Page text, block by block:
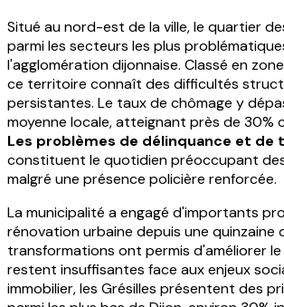
Situé au nord-est de la ville, le quartier
parmi les secteurs les plus
l'agglomération dijonnaise. Classé en
ce territoire connaît des difficultés
persistantes. Le taux de chômage y
moyenne locale, atteignant près de 30%
Les problèmes de délinquance et de
constituent le quotidien préoccupant
malgré une présence policière renforcée.
La municipalité a engagé d'importants
rénovation urbaine depuis une quinzaine
transformations ont permis d'améliorer
restent insuffisantes face aux enjeux
immobilier, les Grésilles présentent des